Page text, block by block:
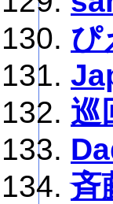
ぴ
巡
斉